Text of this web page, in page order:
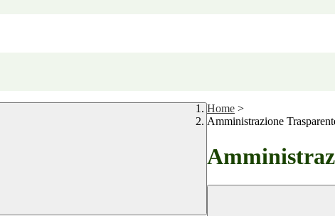
Home >
Amministrazione